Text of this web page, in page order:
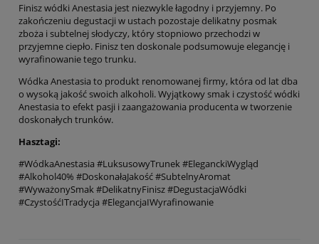
Finisz wódki Anestasia jest niezwykle łagodny i przyjemny. Po
zakończeniu degustacji w ustach pozostaje delikatny posmak
zboża i subtelnej słodyczy, który stopniowo przechodzi w
przyjemne ciepło. Finisz ten doskonale podsumowuje elegancję i
wyrafinowanie tego trunku.
Wódka Anestasia to produkt renomowanej firmy, która od lat dba
o wysoką jakość swoich alkoholi. Wyjątkowy smak i czystość wódki
Anestasia to efekt pasji i zaangażowania producenta w tworzenie
doskonałych trunków.
Hasztagi:
#WódkaAnestasia #LuksusowyTrunek #EleganckiWygląd
#Alkohol40% #DoskonałaJakość #SubtelnyAromat
#WyważonySmak #DelikatnyFinisz #DegustacjaWódki
#CzystośćITradycja #ElegancjaIWyrafinowanie